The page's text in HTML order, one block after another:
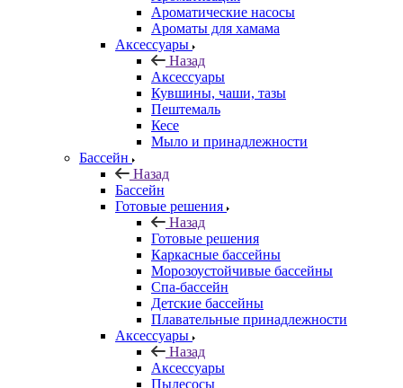
Ароматические насосы
Ароматы для хамама
Аксессуары
Назад
Аксессуары
Кувшины, чаши, тазы
Пештемаль
Кесе
Мыло и принадлежности
Бассейн
Назад
Бассейн
Готовые решения
Назад
Готовые решения
Каркасные бассейны
Морозоустойчивые бассейны
Спа-бассейн
Детские бассейны
Плавательные принадлежности
Аксессуары
Назад
Аксессуары
Пылесосы